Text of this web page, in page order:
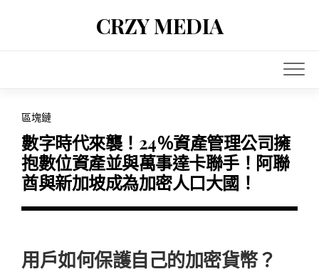
CRZY MEDIA
區塊鏈
數字時代來襲！24％資產管理公司擁
抱數位資產並與萬事達卡聯手！阿聯
酋與新加坡成為加密人口大國！
用戶如何保護自己的加密貨幣？